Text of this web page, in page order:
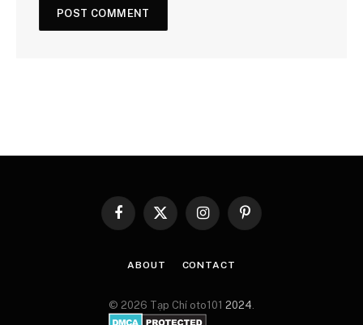
Facebook
X
InstagramPinterest
ABOUT CONTACT
© 2026 Tạp Chí oto101 2024.